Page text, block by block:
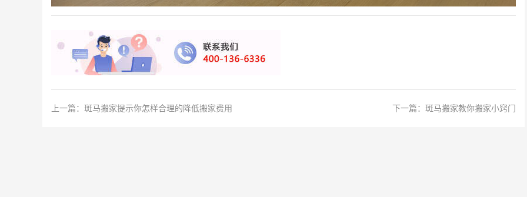
上一篇： 斑马搬家提示你怎样合理的降低搬家费用 下一篇： 斑马搬家教你搬家小窍门